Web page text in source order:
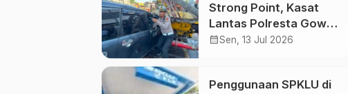
Strong Point, Kasat
Lantas Polresta Gowa
Sigap Bantu Korban
calendar_monthSen, 13 Jul 2026
Penggunaan SPKLU di